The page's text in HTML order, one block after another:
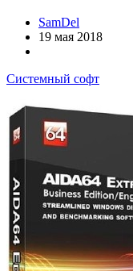
SamDel
19 мая 2018
Системный софт